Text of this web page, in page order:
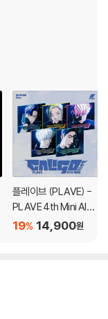
플레이브 (PLAVE) -
PLAVE 4th Mini Albu
m 'Caligo Pt.2' [ID PA
14,900원
19%